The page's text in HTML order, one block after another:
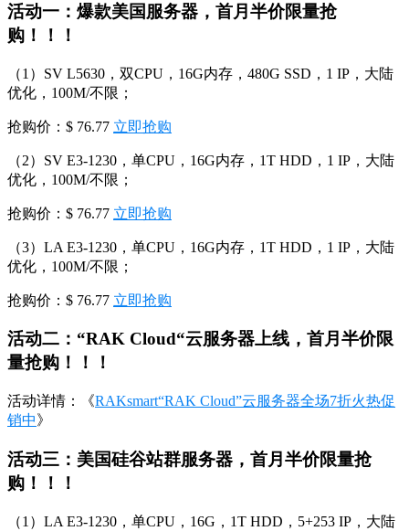
活动一：爆款美国服务器，首月半价限量抢
购！！！
（1）SV L5630，双CPU，16G内存，480G SSD，1 IP，大陆
优化，100M/不限；
抢购价：$ 76.77 立即抢购
（2）SV E3-1230，单CPU，16G内存，1T HDD，1 IP，大陆
优化，100M/不限；
抢购价：$ 76.77 立即抢购
（3）LA E3-1230，单CPU，16G内存，1T HDD，1 IP，大陆
优化，100M/不限；
抢购价：$ 76.77 立即抢购
活动二：“RAK Cloud“云服务器上线，首月半价限
量抢购！！！
活动详情：《RAKsmart“RAK Cloud”云服务器全场7折火热促
销中》
活动三：美国硅谷站群服务器，首月半价限量抢
购！！！
（1）LA E3-1230，单CPU，16G，1T HDD，5+253 IP，大陆